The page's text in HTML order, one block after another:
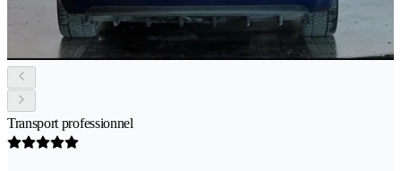
Transport professionnel